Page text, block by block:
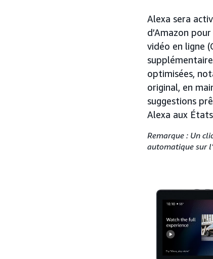
Alexa sera
d’Amazon
vidéo en ligne
optimisées,
original, en
suggestions
Alexa aux
Remarque : Un
automatique sur